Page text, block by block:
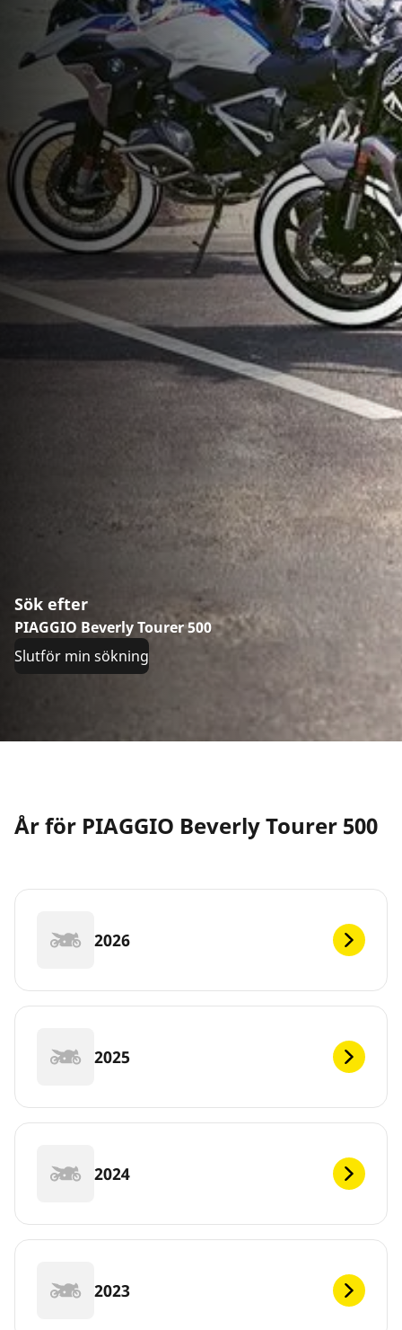
Sök efter
PIAGGIO Beverly Tourer 500
Slutför min sökning
År för PIAGGIO Beverly Tourer 500
2026
2025
2024
2023